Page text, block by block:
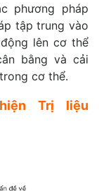
phương pháp
tập trung vào
lên cơ thể
bằng và cải
cơ thể.
Trị liệu